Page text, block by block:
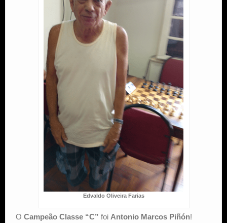
Edvaldo Oliveira Farias
O Campeão Classe “C” foi Antonio Marcos Piñón!